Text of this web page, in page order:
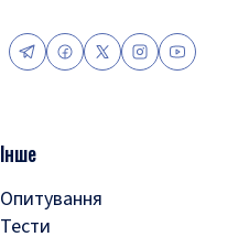
Інше
Опитування
Тести